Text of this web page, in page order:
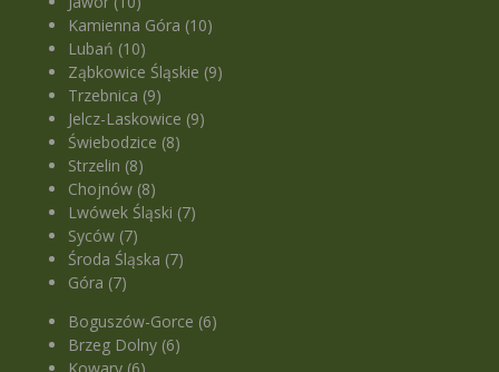
Kamienna Góra (10)
Lubań (10)
Ząbkowice Śląskie (9)
Trzebnica (9)
Jelcz-Laskowice (9)
Świebodzice (8)
Strzelin (8)
Chojnów (8)
Lwówek Śląski (7)
Syców (7)
Środa Śląska (7)
Góra (7)
Boguszów-Gorce (6)
Brzeg Dolny (6)